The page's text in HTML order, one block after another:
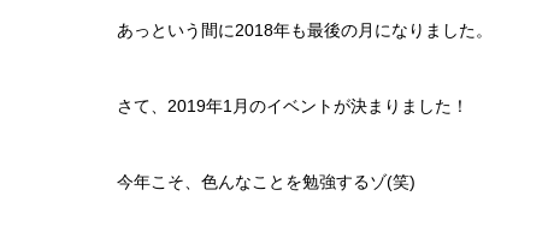
あっという間に2018年も最後の月になりました。
さて、2019年1月のイベントが決まりました！
今年こそ、色んなことを勉強するゾ(笑)